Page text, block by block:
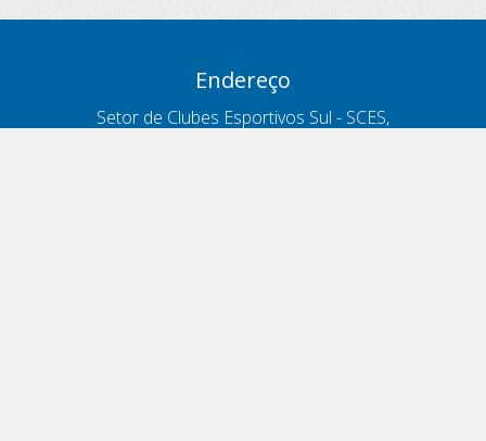
Endereço
Setor de Clubes Esportivos Sul - SCES,